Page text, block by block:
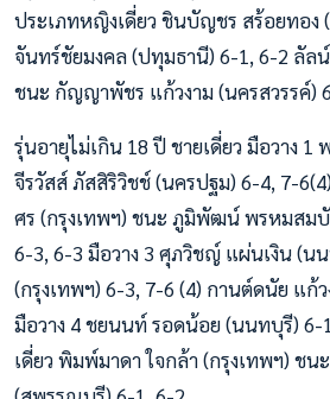
ประเภทหญิงเดี่ยว ชินบัญชร สร้อยทอง
จันทร์ชัยมงคล (ปทุมธานี) 6-1, 6-2 ลั
ชนะ กัญญาพัชร แก้วงาม (นครสวรรค์)
รุ่นอายุไม่เกิน 18 ปี ชายเดี่ยว มือวาง 1
จีรวัสส์ ภัสสิริวิชช์ (นครปฐม) 6-4, 7-
ศร (กรุงเทพฯ) ชนะ ภูมิพัฒน์ พรหมสม
6-3, 6-3 มือวาง 3 ศุภวิชญ์ แผ่นเงิน (
(กรุงเทพฯ) 6-3, 7-6 (4) กานต์ดนัย แก้
มือวาง 4 ชยนนท์ รอดน้อย (นนทบุรี)
เดี่ยว พิมพ์มาดา ใจกล้า (กรุงเทพฯ) ช